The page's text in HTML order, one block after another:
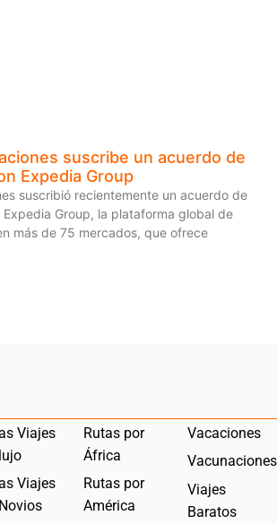
suscribe un acuerdo de
Expedia Group
suscribió recientemente un acuerdo de
Group, la plataforma global de
más de 75 mercados, que ofrece
Viajes
Viajes
Rutas por
África
Rutas por
América
Vacaciones
Vacunaciones
Viajes
Baratos